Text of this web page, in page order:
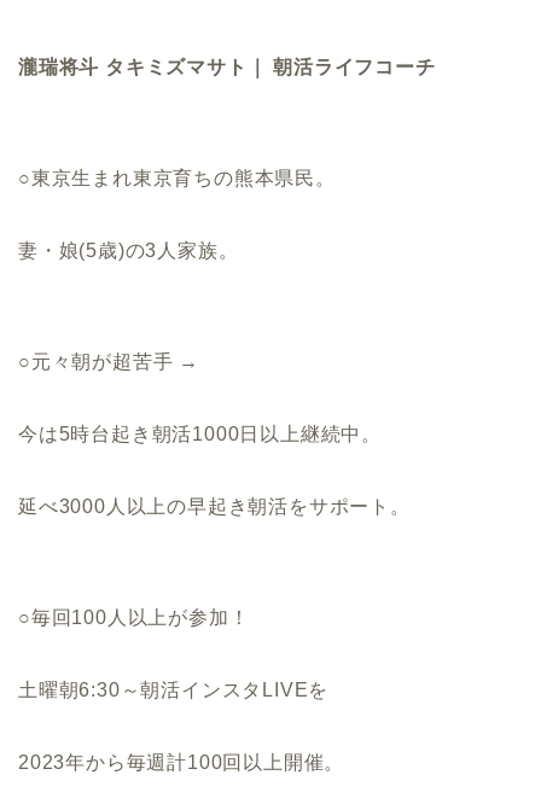
瀧瑞将斗 タキミズマサト｜ 朝活ライフコーチ
○東京生まれ東京育ちの熊本県民。
妻・娘(5歳)の3人家族。
○元々朝が超苦手 →
今は5時台起き朝活1000日以上継続中。
延べ3000人以上の早起き朝活をサポート。
○毎回100人以上が参加！
土曜朝6:30～朝活インスタLIVEを
2023年から毎週計100回以上開催。